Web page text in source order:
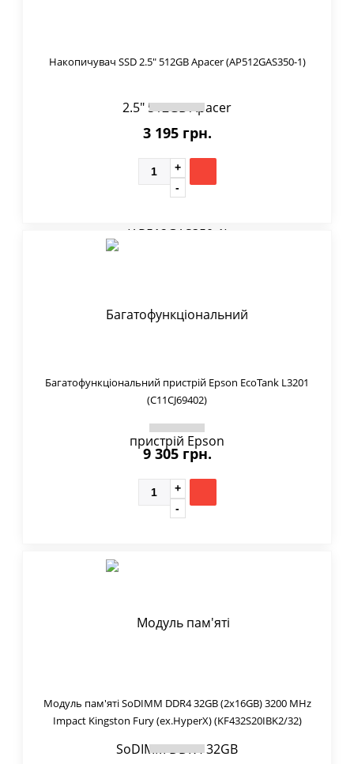
Накопичувач SSD 2.5" 512GB Apacer (AP512GAS350-1)
3 195 грн.
Багатофункціональний пристрій Epson EcoTank L3201
(C11CJ69402)
9 305 грн.
Модуль пам'яті SoDIMM DDR4 32GB (2x16GB) 3200 MHz
Impact Kingston Fury (ex.HyperX) (KF432S20IBK2/32)